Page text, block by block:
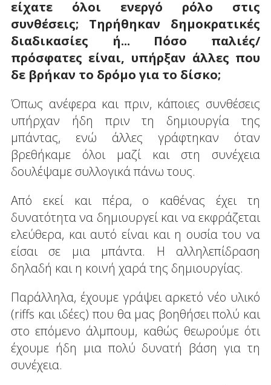
είχατε όλοι ενεργό ρόλο στις
συνθέσεις; Τηρήθηκαν δημοκρατικές
διαδικασίες ή... Πόσο παλιές/
πρόσφατες είναι, υπήρξαν άλλες που
δε βρήκαν το δρόμο για το δίσκο;
Όπως ανέφερα και πριν, κάποιες συνθέσεις
υπήρχαν ήδη πριν τη δημιουργία της
μπάντας, ενώ άλλες γράφτηκαν όταν
βρεθήκαμε όλοι μαζί και στη συνέχεια
δουλέψαμε συλλογικά πάνω τους.
Από εκεί και πέρα, ο καθένας έχει τη
δυνατότητα να δημιουργεί και να εκφράζεται
ελεύθερα, και αυτό είναι και η ουσία του να
είσαι σε μια μπάντα. Η αλληλεπίδραση
δηλαδή και η κοινή χαρά της δημιουργίας.
Παράλληλα, έχουμε γράψει αρκετό νέο υλικό
(riffs και ιδέες) που θα μας βοηθήσει πολύ και
στο επόμενο άλμπουμ, καθώς θεωρούμε ότι
έχουμε ήδη μια πολύ δυνατή βάση για τη
συνέχεια.